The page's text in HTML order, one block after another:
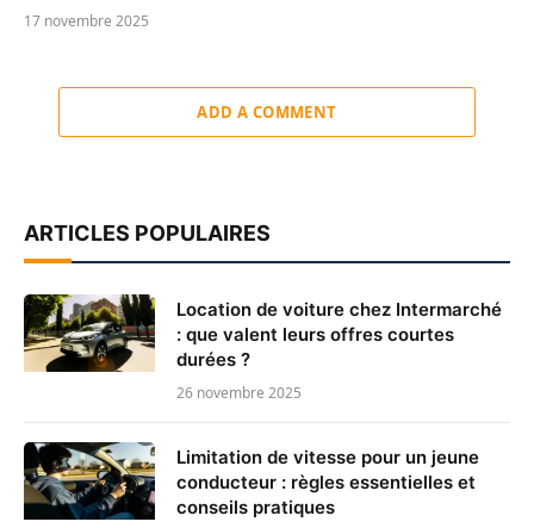
17 novembre 2025
ADD A COMMENT
ARTICLES POPULAIRES
Location de voiture chez Intermarché
: que valent leurs offres courtes
durées ?
26 novembre 2025
Limitation de vitesse pour un jeune
conducteur : règles essentielles et
conseils pratiques